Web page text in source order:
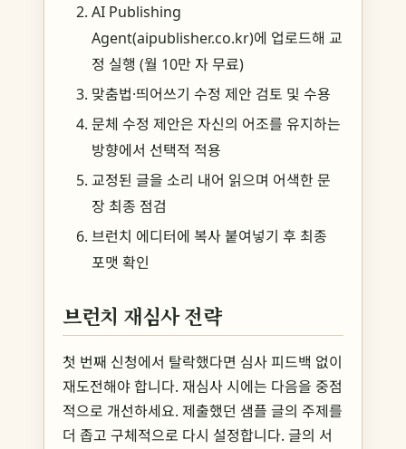
AI Publishing
Agent(aipublisher.co.kr)에 업로드해 교
정 실행 (월 10만 자 무료)
맞춤법·띄어쓰기 수정 제안 검토 및 수용
문체 수정 제안은 자신의 어조를 유지하는
방향에서 선택적 적용
교정된 글을 소리 내어 읽으며 어색한 문
장 최종 점검
브런치 에디터에 복사 붙여넣기 후 최종
포맷 확인
브런치 재심사 전략
첫 번째 신청에서 탈락했다면 심사 피드백 없이
재도전해야 합니다. 재심사 시에는 다음을 중점
적으로 개선하세요. 제출했던 샘플 글의 주제를
더 좁고 구체적으로 다시 설정합니다. 글의 서